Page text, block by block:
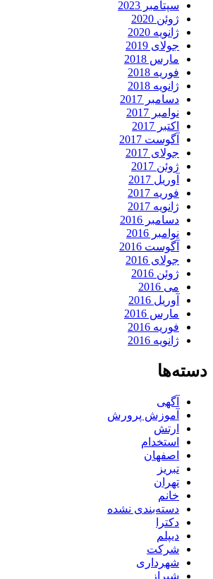
سپتامبر 2023
ژوئن 2020
ژانویه 2020
جولای 2019
مارس 2018
فوریه 2018
ژانویه 2018
دسامبر 2017
نوامبر 2017
اکتبر 2017
آگوست 2017
جولای 2017
ژوئن 2017
آوریل 2017
فوریه 2017
ژانویه 2017
دسامبر 2016
نوامبر 2016
آگوست 2016
جولای 2016
ژوئن 2016
می 2016
آوریل 2016
مارس 2016
فوریه 2016
ژانویه 2016
دسته‌ها
آگهی
آموزش پرورش
ارتش
استخدام
اصفهان
تبریز
تهران
خانم
دسته‌بندی نشده
دکترا
دیپلم
شرکت
شهرداری
شیراز